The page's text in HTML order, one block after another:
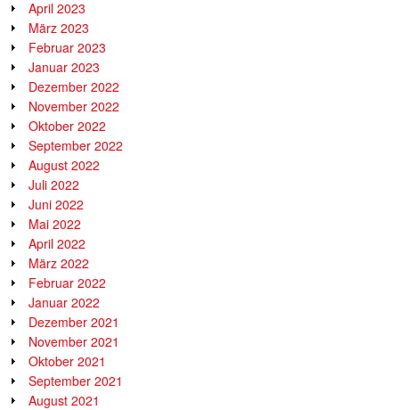
April 2023
März 2023
Februar 2023
Januar 2023
Dezember 2022
November 2022
Oktober 2022
September 2022
August 2022
Juli 2022
Juni 2022
Mai 2022
April 2022
März 2022
Februar 2022
Januar 2022
Dezember 2021
November 2021
Oktober 2021
September 2021
August 2021